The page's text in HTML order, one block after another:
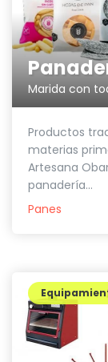
Marida con
Productos
materias
Artesana
panadería...
Panes